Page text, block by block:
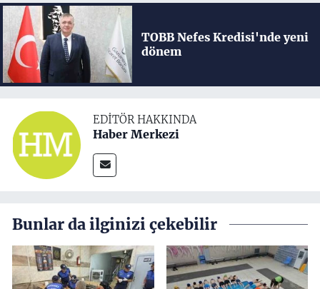
TOBB Nefes Kredisi'nde yeni
dönem
EDITÖR HAKKINDA
Haber Merkezi
Bunlar da ilginizi çekebilir